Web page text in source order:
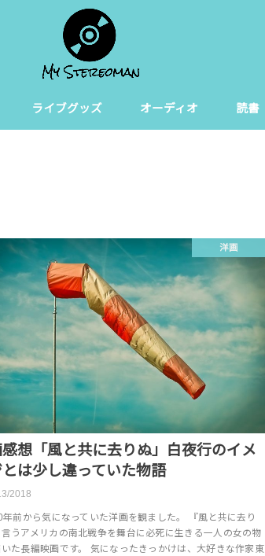
ライブグッズ オーディオ 読書
洋画
感想「風と共に去りぬ」白夜行のイメ
とは少し違っていた物語
2018
年前から気になっていた洋画を観ました。 『風と共に去り
うアメリカの南北戦争を舞台に必死に生きる一人の女の物
た長編映画です。 気になったきっかけは、大好きな作家東